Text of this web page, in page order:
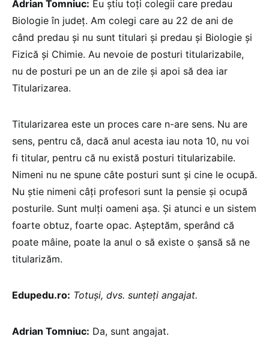
Adrian Tomniuc: Eu știu toți colegii care predau
Biologie în județ. Am colegi care au 22 de ani de
când predau și nu sunt titulari și predau și Biologie și
Fizică și Chimie. Au nevoie de posturi titularizabile,
nu de posturi pe un an de zile și apoi să dea iar
Titularizarea.
Titularizarea este un proces care n-are sens. Nu are
sens, pentru că, dacă anul acesta iau nota 10, nu voi
fi titular, pentru că nu există posturi titularizabile.
Nimeni nu ne spune câte posturi sunt și cine le ocupă.
Nu știe nimeni câți profesori sunt la pensie și ocupă
posturile. Sunt mulți oameni așa. Și atunci e un sistem
foarte obtuz, foarte opac. Așteptăm, sperând că
poate mâine, poate la anul o să existe o șansă să ne
titularizăm.
Edupedu.ro: Totuși, dvs. sunteți angajat.
Adrian Tomniuc: Da, sunt angajat.